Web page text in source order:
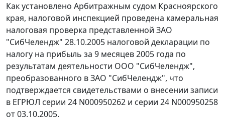
Как установлено Арбитражным судом Красноярского
края, налоговой инспекцией проведена камеральная
налоговая проверка представленной ЗАО
"СибЧелендж" 28.10.2005 налоговой декларации по
налогу на прибыль за 9 месяцев 2005 года по
результатам деятельности ООО "СибЧелендж",
преобразованного в ЗАО "СибЧелендж", что
подтверждается свидетельствами о внесении записи
в ЕГРЮЛ серии 24 N000950262 и серии 24 N000950258
от 03.10.2005.